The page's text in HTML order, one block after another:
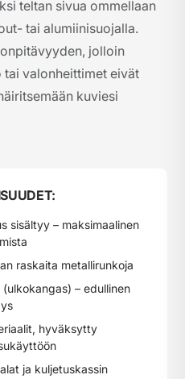
teltan sivua ommellaan
tai alumiinisuojalla.
jolloin
valonheittimet eivät
kuviesi
sisältyy – maksimaalinen
raskaita metallirunkoja
– edullinen
hyväksytty
ja kuljetuskassin